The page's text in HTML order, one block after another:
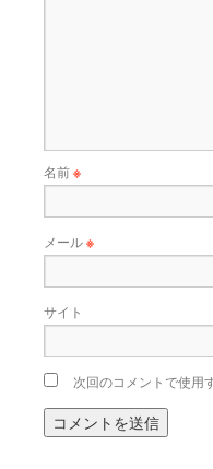
名前※
メール※
サイト
次回のコメントで使用